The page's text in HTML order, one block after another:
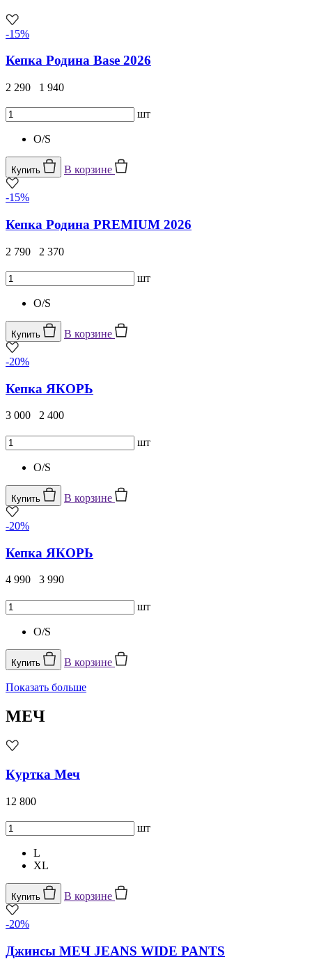
-15%
Кепка Родина Base 2026
2 290 1 940
шт
O/S
Купить В корзине
-15%
Кепка Родина PREMIUM 2026
2 790 2 370
шт
O/S
Купить В корзине
-20%
Кепка ЯКОРЬ
3 000 2 400
шт
O/S
Купить В корзине
-20%
Кепка ЯКОРЬ
4 990 3 990
шт
O/S
Купить В корзине
Показать больше
МЕЧ
Куртка Меч
12 800
шт
L
XL
Купить В корзине
-20%
Джинсы МЕЧ JEANS WIDE PANTS